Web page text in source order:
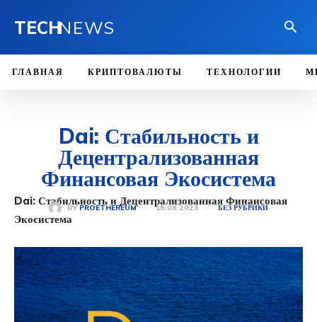
TECHNEWS
ГЛАВНАЯ КРИПТОВАЛЮТЫ ТЕХНОЛОГИИ
Dai: Стабильность и
Децентрализованная
Финансовая Экосистема
BY PROETHEREUM 16.08.2023 БЕЗ РУБРИКИ
Dai: Стабильность и Децентрализованная Финансовая
Экосистема